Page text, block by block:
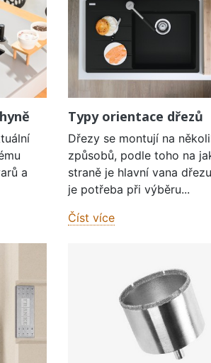
a
Typy orientace dřezů
Dřezy se montují na
způsobů, podle toho na
straně je hlavní vana
je potřeba při výběru...
Číst více